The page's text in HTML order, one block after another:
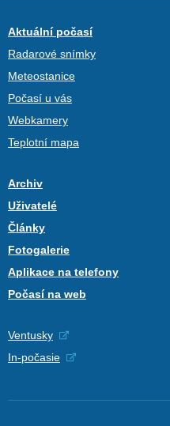
Aktuální počasí
Radarové snímky
Meteostanice
Počasí u vás
Webkamery
Teplotní mapa
Archiv
Uživatelé
Články
Fotogalerie
Aplikace na telefony
Počasí na web
Ventusky
In-počasie